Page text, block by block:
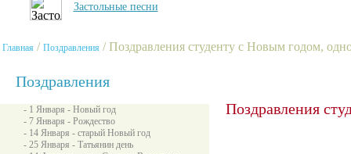
Застольные песни
Главная / Поздравления / Поздравления студенту с Новым годом,
Поздравления
- 1 Января - Новый год
- 7 Января - Рождество
- 14 Января - старый Новый год
- 25 Января - Татьянин день
Поздравления